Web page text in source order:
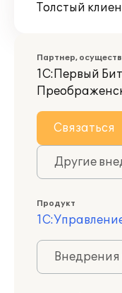
Толстый
Партнер,
1С:Первый
Связаться
Другие
Продукт